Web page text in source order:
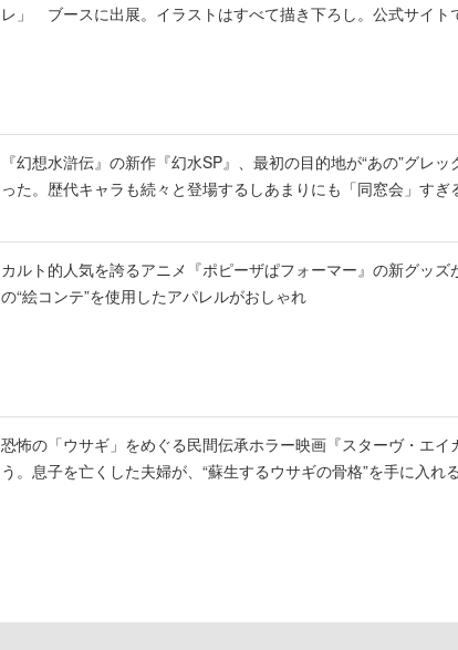
レ」 ブースに出展。イラストはすべて描き下ろし。公式サイト
『幻想水滸伝』の新作『幻水SP』、最初の目的地が“あの”グレ
った。歴代キャラも続々と登場するしあまりにも「同窓会」すぎ
カルト的人気を誇るアニメ『ポピーザぱフォーマー』の新グッズ
の“絵コンテ”を使用したアパレルがおしゃれ
恐怖の「ウサギ」をめぐる民間伝承ホラー映画『スターヴ・エイ
う。息子を亡くした夫婦が、“蘇生するウサギの骨格”を手に入れ